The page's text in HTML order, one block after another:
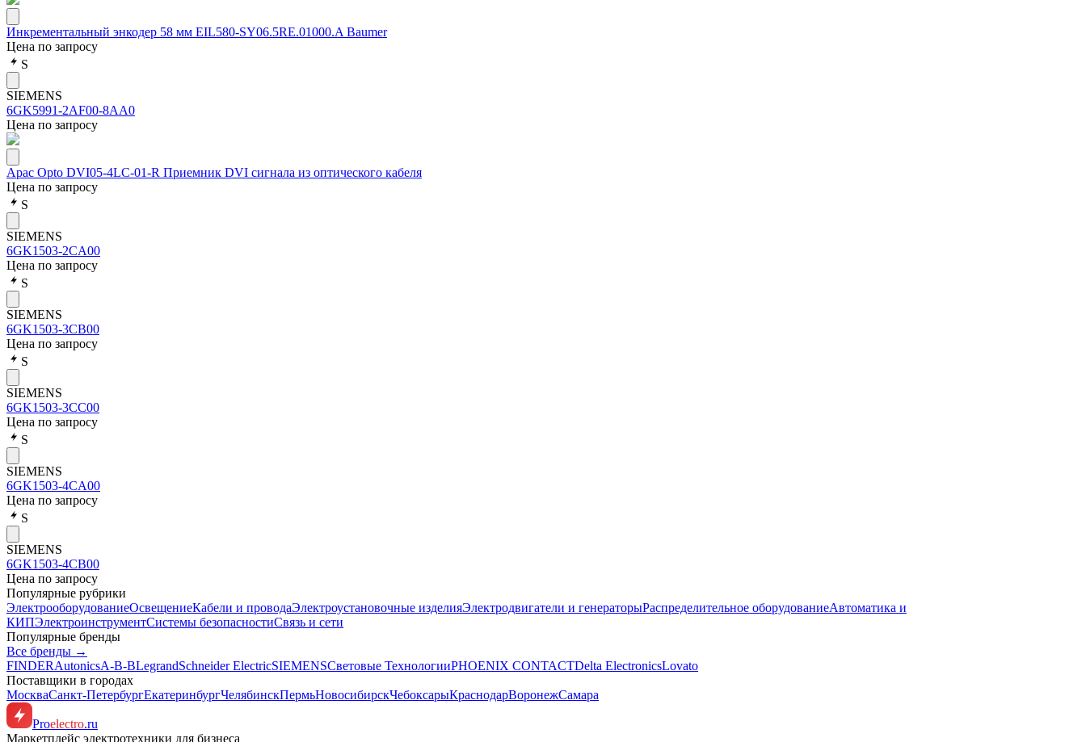
Инкрементальный энкодер 58 мм EIL580-SY06.5RE.01000.A Baumer
Цена по запросу
S
SIEMENS
6GK5991-2AF00-8AA0
Цена по запросу
Apac Opto DVI05-4LC-01-R Приемник DVI сигнала из оптического кабеля
Цена по запросу
S
SIEMENS
6GK1503-2CA00
Цена по запросу
S
SIEMENS
6GK1503-3CB00
Цена по запросу
S
SIEMENS
6GK1503-3CC00
Цена по запросу
S
SIEMENS
6GK1503-4CA00
Цена по запросу
S
SIEMENS
6GK1503-4CB00
Цена по запросу
Популярные рубрики
ЭлектрооборудованиеОсвещениеКабели и проводаЭлектроустановочные изделияЭлектродвигатели и генераторыРаспределительное оборудованиеАвтоматика и
КИПЭлектроинструментСистемы безопасностиСвязь и сети
Популярные бренды
Все бренды →
FINDERAutonicsA-B-BLegrandSchneider ElectricSIEMENSСветовые ТехнологииPHOENIX CONTACTDelta ElectronicsLovato
Поставщики в городах
МоскваСанкт-ПетербургЕкатеринбургЧелябинскПермьНовосибирскЧебоксарыКраснодарВоронежСамара
Proelectro.ru
Маркетплейс электротехники для бизнеса